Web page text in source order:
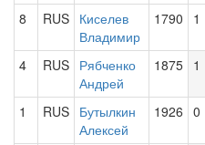
8 RUS Киселев
Владимир
1790 1
4 RUS Рябченко
Андрей
1875 1
1 RUS Бутылкин
Алексей
1926 0